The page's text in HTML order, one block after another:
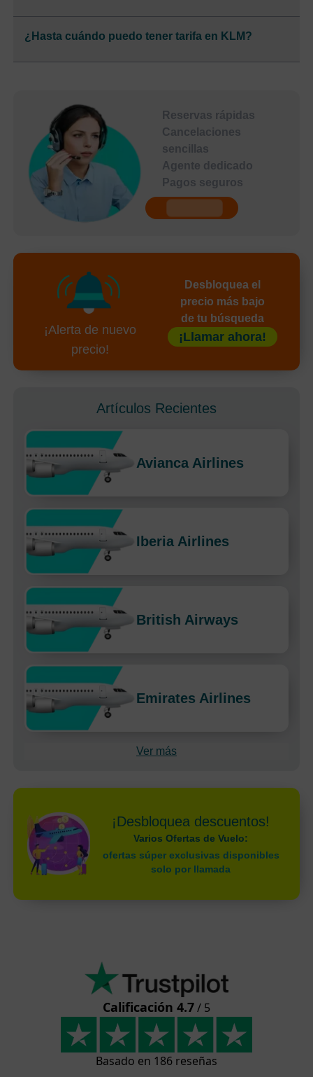
¿Hasta cuándo puedo tener tarifa en KLM?
Reservas rápidas
Cancelaciones
sencillas
Agente dedicado
Pagos seguros
¡Alerta de nuevo
precio!
Desbloquea el
precio más bajo
de tu búsqueda
¡Llamar ahora!
Artículos Recientes
Avianca Airlines
Iberia Airlines
British Airways
Emirates Airlines
Ver más
¡Desbloquea descuentos!
Varios Ofertas de Vuelo:
ofertas súper exclusivas disponibles
solo por llamada
Calificación 4.7/ 5
Basado en 186 reseñas